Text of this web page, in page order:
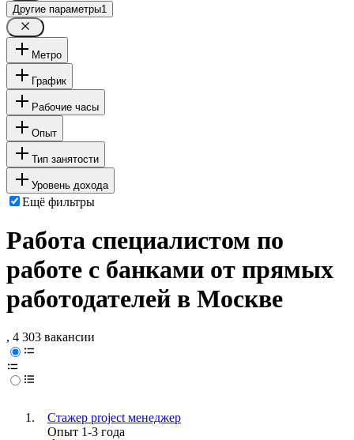
Другие параметры1
Метро
График
Рабочие часы
Опыт
Тип занятости
Уровень дохода
Ещё фильтры
Работа специалистом по
работе с банками от прямых
работодателей в Москве
, 4 303 вакансии
Стажер project менеджер
Опыт 1-3 года